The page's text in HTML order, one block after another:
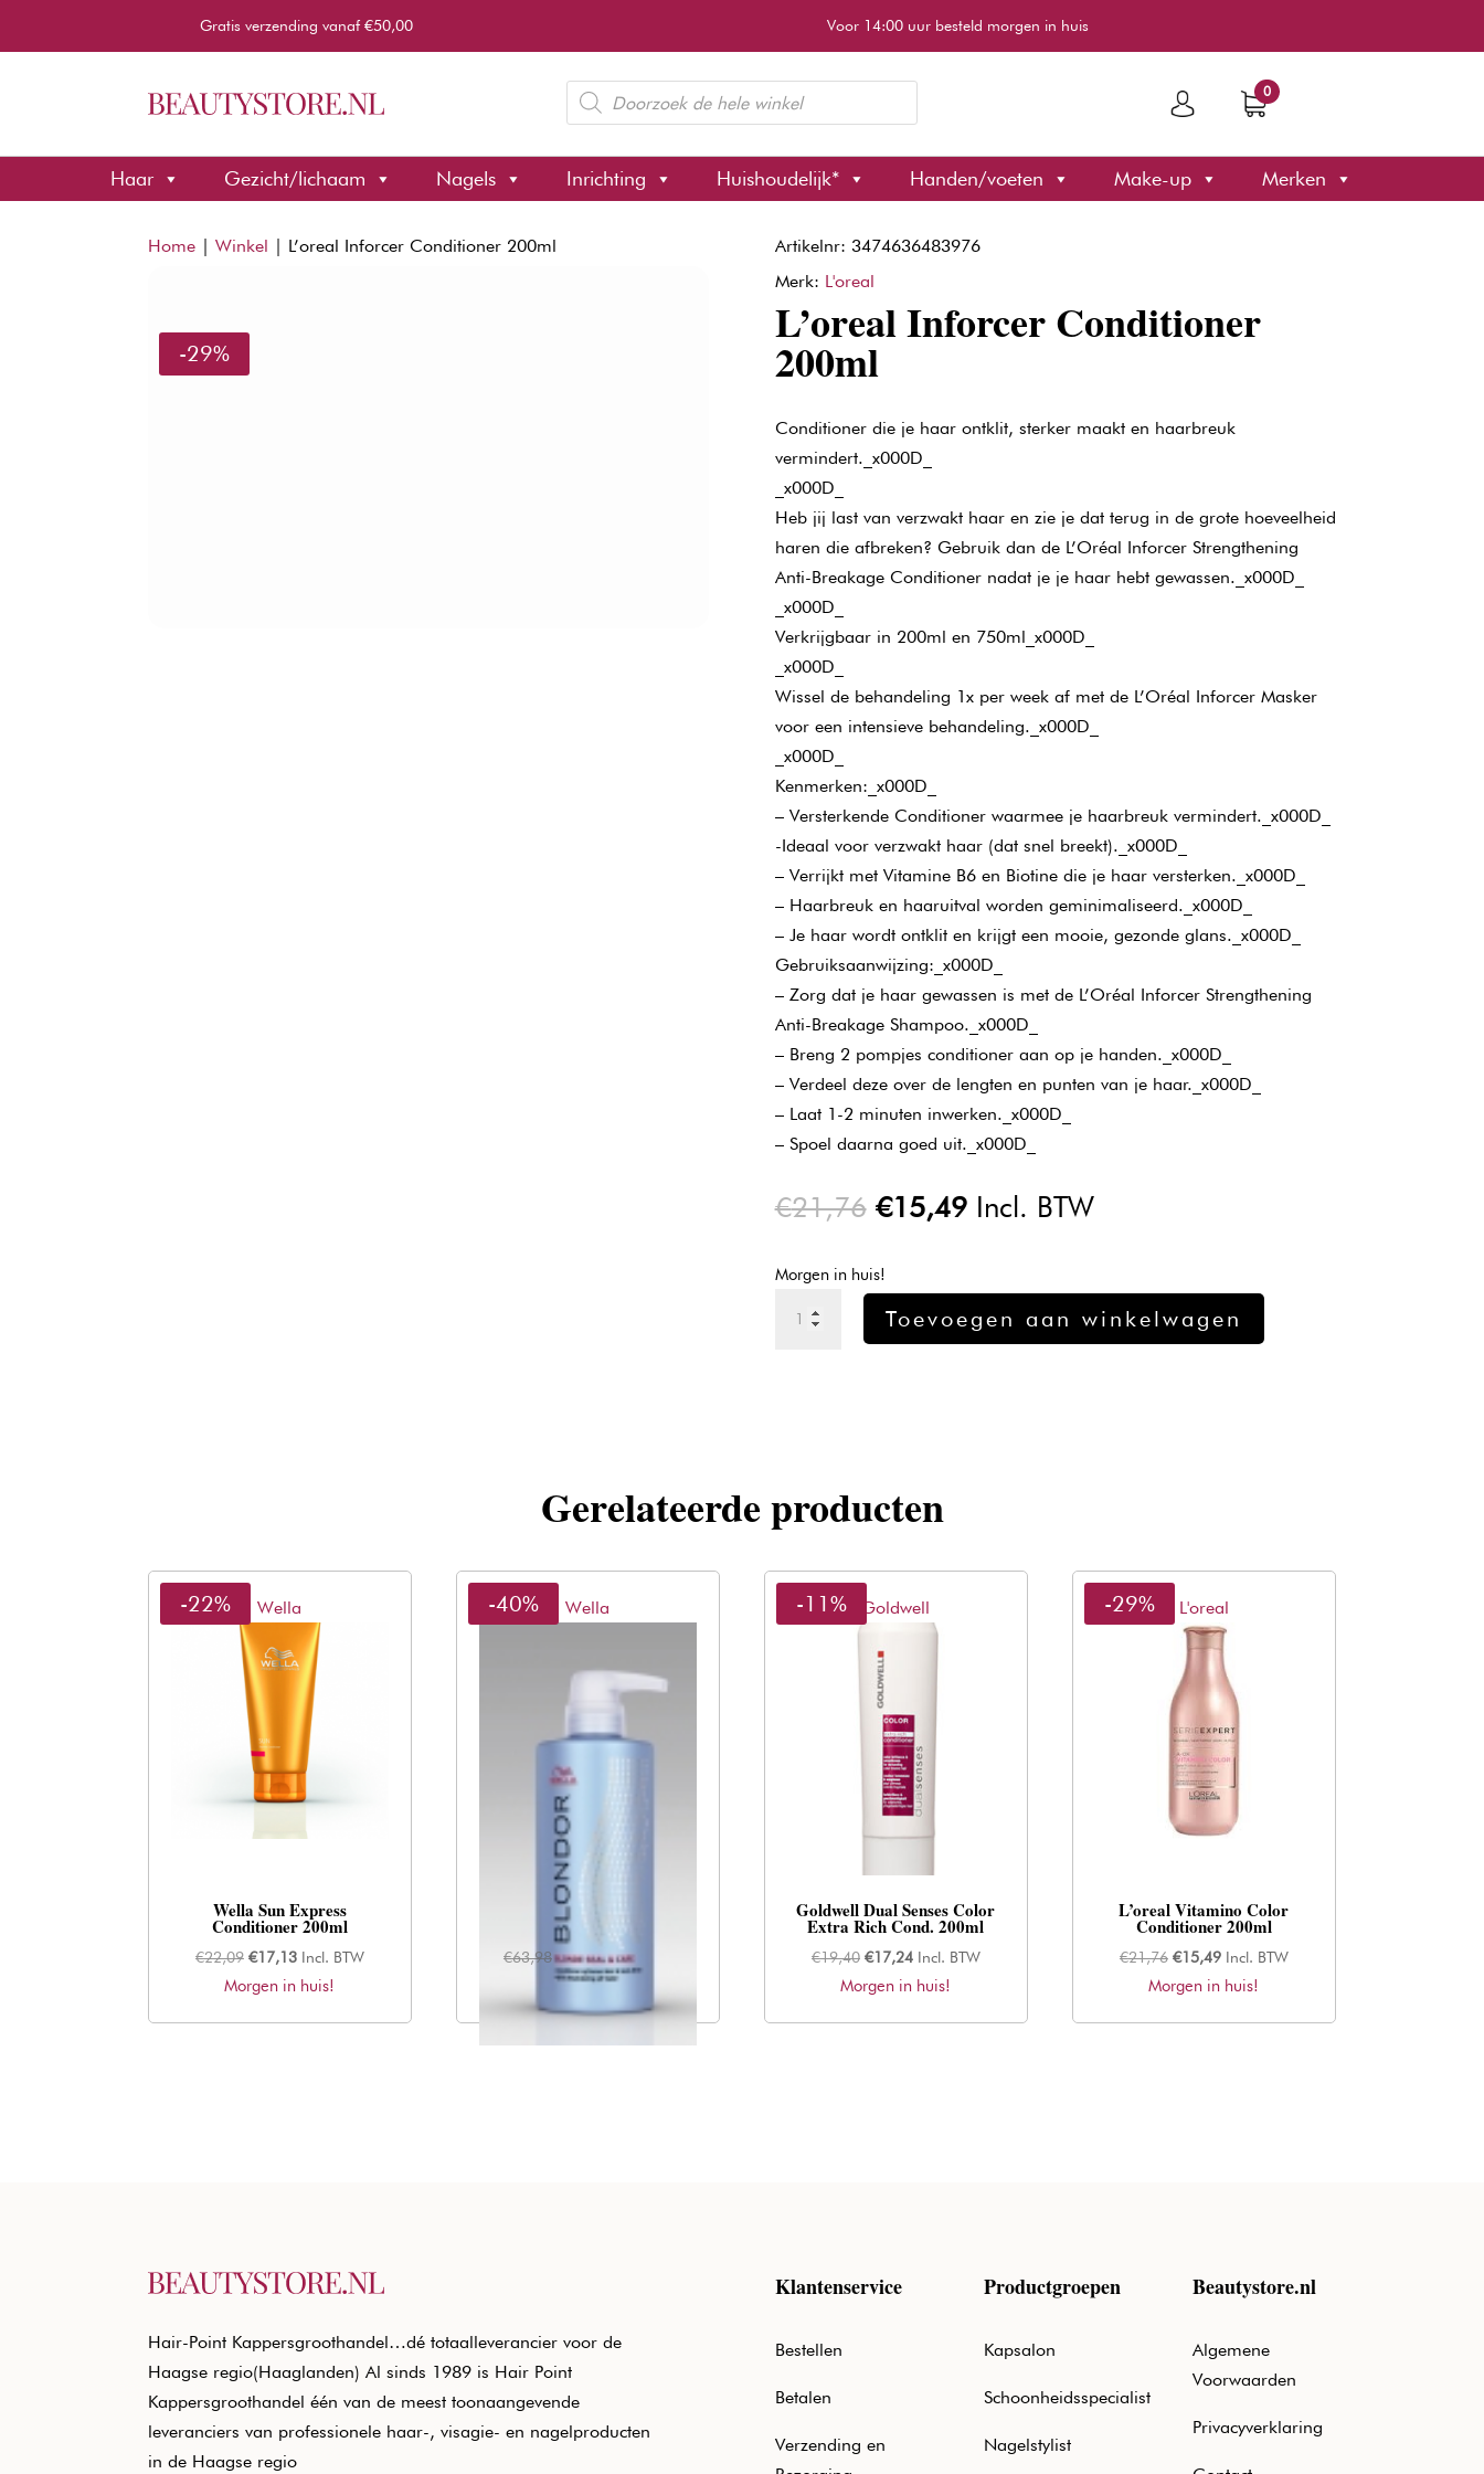
Gratis verzending vanaf €50,00 Voor 14:00 uur besteld morgen in huis
Producten
zoeken
0
Haar Gezicht/lichaam Nagels Inrichting Huishoudelijk* Handen/voeten Make-up Merken
Home |Winkel | L’oreal Inforcer Conditioner 200ml
-29%
Artikelnr: 3474636483976
Merk: L'oreal
L’oreal Inforcer Conditioner
200ml
Conditioner die je haar ontklit, sterker maakt en haarbreuk
vermindert._x000D_
_x000D_
Heb jij last van verzwakt haar en zie je dat terug in de grote hoeveelheid
haren die afbreken? Gebruik dan de L’Oréal Inforcer Strengthening
Anti-Breakage Conditioner nadat je je haar hebt gewassen._x000D_
_x000D_
Verkrijgbaar in 200ml en 750ml_x000D_
_x000D_
Wissel de behandeling 1x per week af met de L’Oréal Inforcer Masker
voor een intensieve behandeling._x000D_
_x000D_
Kenmerken:_x000D_
– Versterkende Conditioner waarmee je haarbreuk vermindert._x000D_
-Ideaal voor verzwakt haar (dat snel breekt)._x000D_
– Verrijkt met Vitamine B6 en Biotine die je haar versterken._x000D_
– Haarbreuk en haaruitval worden geminimaliseerd._x000D_
– Je haar wordt ontklit en krijgt een mooie, gezonde glans._x000D_
Gebruiksaanwijzing:_x000D_
– Zorg dat je haar gewassen is met de L’Oréal Inforcer Strengthening
Anti-Breakage Shampoo._x000D_
– Breng 2 pompjes conditioner aan op je handen._x000D_
– Verdeel deze over de lengten en punten van je haar._x000D_
– Laat 1-2 minuten inwerken._x000D_
– Spoel daarna goed uit._x000D_
€21,76 Oorspronkelijke
was:
€21,76.
€15,49Huidige
€15,49.
Incl. BTW
Morgen in huis!
Inforcer
Toevoegen aan winkelwagen
Gerelateerde producten
Wella
-22%
Wella Sun Express
Conditioner 200ml
€22,09 Oorspronkelijke
prijs
€17,13Huidige
prijs
Incl. BTW
Morgen in huis!
Wella
-40%
Wella Blondor Seal & Care
500ml
€63,98Oorspronkelijke
prijs
was:
€63,98.
€38,71Huidige
prijs
is:
€38,71.
Incl. BTW
Morgen in huis!
Goldwell
-11%
Goldwell Dual Senses Color
Extra Rich Cond. 200ml
€19,40 Oorspronkelijke
prijs
€17,24Huidige
prijs
Incl. BTW
Morgen in huis!
L'oreal
-29%
L’oreal Vitamino Color
Conditioner 200ml
€21,76 Oorspronkelijke
prijs
€15,49Huidige
prijs
Incl. BTW
Morgen in huis!
Hair-Point Kappersgroothandel…dé totaalleverancier voor de
Haagse regio(Haaglanden) Al sinds 1989 is Hair Point
Kappersgroothandel één van de meest toonaangevende
leveranciers van professionele haar-, visagie- en nagelproducten
in de Haagse regio
Klantenservice
Bestellen
Betalen
Verzending en
Productgroepen
Kapsalon
Schoonheidsspecialist
Nagelstylist
Beautystore.nl
Algemene
Voorwaarden
Privacyverklaring